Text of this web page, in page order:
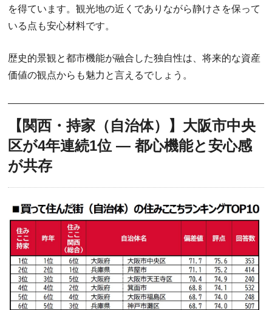
を得ています。観光地の近くでありながら静けさを保って
いる点も安心材料です。
歴史的景観と都市機能が融合した独自性は、将来的な資産
価値の観点からも魅力と言えるでしょう。
【関西・持家（自治体）】大阪市中央
区が4年連続1位 ― 都心機能と安心感
が共存